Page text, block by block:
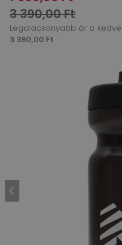
3 390,00 Ft
Legalacsonyabb ár a
3 390,00 Ft